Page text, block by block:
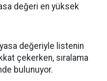
değeri en yüksek
değeriyle listenin
çekerken, sıralama
bulunuyor.